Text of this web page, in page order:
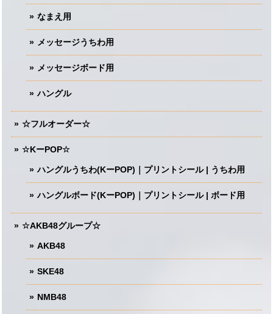
なまえ用
メッセージうちわ用
メッセージボード用
ハングル
☆フルオーダー☆
☆KーPOP☆
ハングルうちわ(KーPOP)｜プリントシール | うちわ用
ハングルボード(KーPOP)｜プリントシール | ボード用
☆AKB48グループ☆
AKB48
SKE48
NMB48